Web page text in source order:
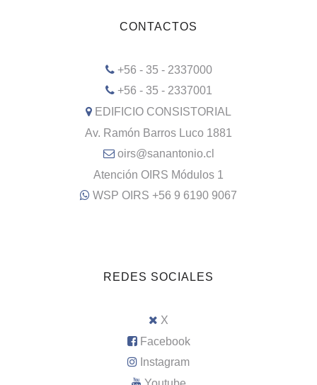
CONTACTOS
+56 - 35 - 2337000
+56 - 35 - 2337001
EDIFICIO CONSISTORIAL
Av. Ramón Barros Luco 1881
oirs@sanantonio.cl
Atención OIRS Módulos 1
WSP OIRS +56 9 6190 9067
REDES SOCIALES
X
Facebook
Instagram